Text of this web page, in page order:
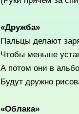
«Дружба»
Пальцы делают
Чтобы меньше
А потом они в
Будут дружно
«Облака»